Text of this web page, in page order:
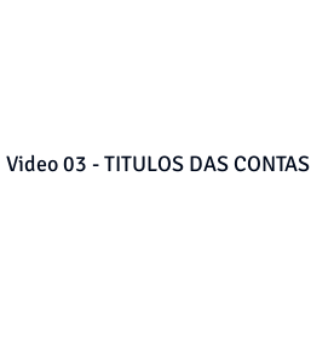
Video 03 - TITULOS DAS CONTAS